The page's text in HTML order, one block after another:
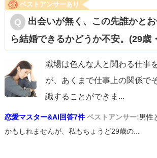
法で彼との関係を深めてください。
ベストアンサーあり
出会いが無く、この先誰かと
ら結婚できるかどうか不安。(29歳
職場は色んな人と関わる仕事
が、あくまで仕事上の関係で
識することができま ...
恋愛マスター&AI回答7件 ベストアンサー:男性
かもしれませんが、私もちょうど29歳の...